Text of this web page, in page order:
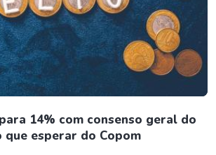
14% com consenso geral do
que esperar do Copom